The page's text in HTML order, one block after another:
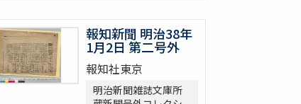
報知新聞 明治38年
1月2日 第二号外
報知社東京
明治新聞雑誌文庫所